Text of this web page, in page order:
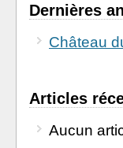
Dernières
Château
Articles
Aucun